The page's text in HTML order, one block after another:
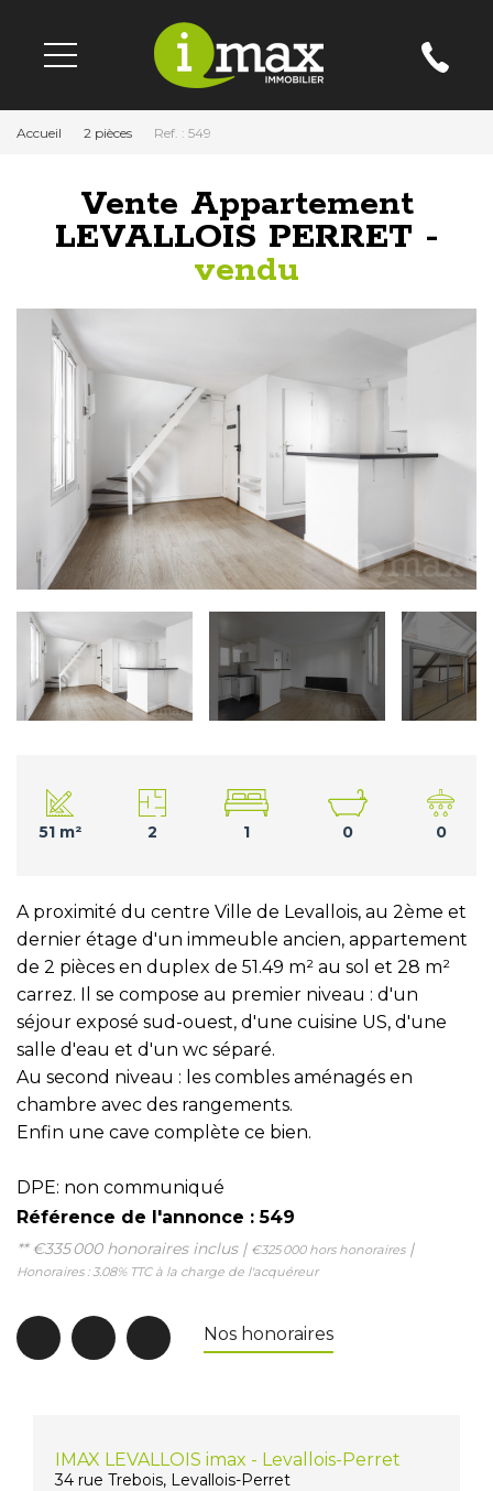
Accueil 2 pièces Ref. : 549
Vente Appartement
LEVALLOIS PERRET -
vendu
51 m² 2 1 0 0
A proximité du centre Ville de Levallois, au 2ème et
dernier étage d'un immeuble ancien, appartement
de 2 pièces en duplex de 51.49 m² au sol et 28 m²
carrez. Il se compose au premier niveau : d'un
séjour exposé sud-ouest, d'une cuisine US, d'une
salle d'eau et d'un wc séparé.
Au second niveau : les combles aménagés en
chambre avec des rangements.
Enfin une cave complète ce bien.
DPE: non communiqué
Référence de l'annonce : 549
** €335 000 honoraires inclus | €325 000 hors honoraires|
Honoraires : 3.08% TTC à la charge de l'acquéreur
Nos honoraires
IMAX LEVALLOIS imax - Levallois-Perret
34 rue Trebois, Levallois-Perret